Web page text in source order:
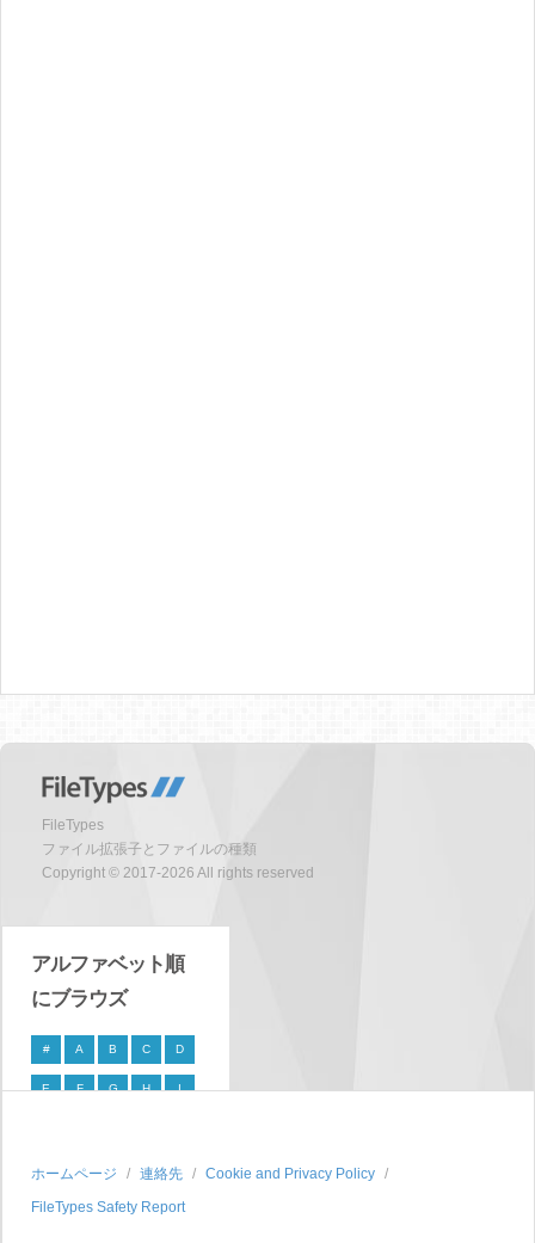
FileTypes
ファイル拡張子とファイルの種類
Copyright © 2017-2026 All rights reserved
アルファベット順
にブラウズ
# A B C D
E F G H I
P Q R S
T U V W X
ホームページ 連絡先
Cookie and Privacy Policy
FileTypes Safety Report